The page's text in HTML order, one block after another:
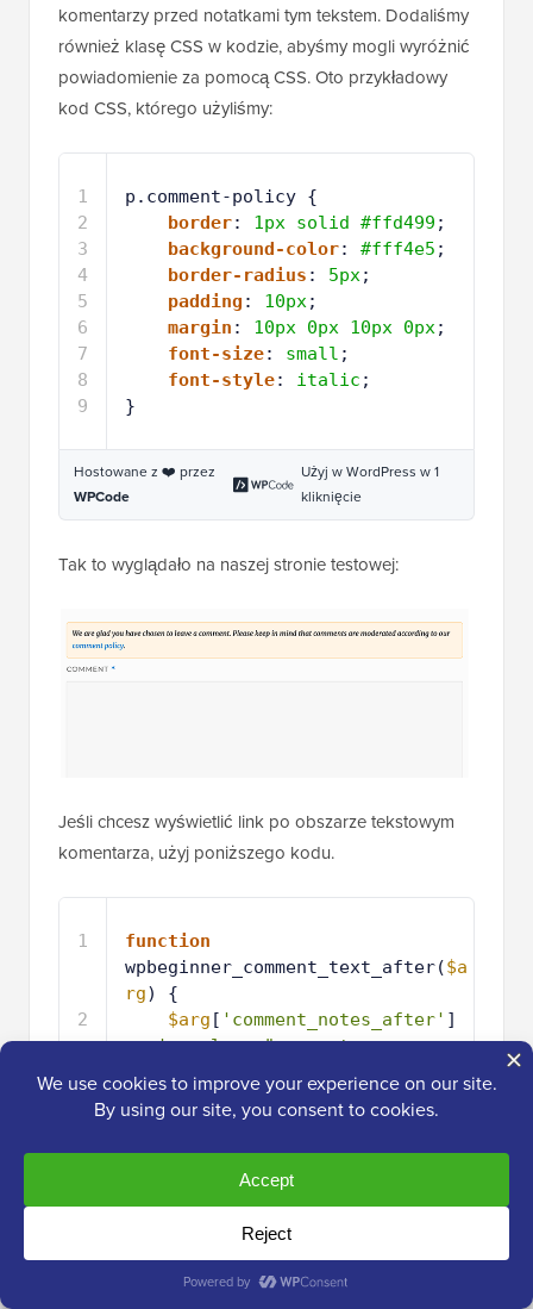
komentarzy przed notatkami tym tekstem. Dodaliśmy
również klasę CSS w kodzie, abyśmy mogli wyróżnić
powiadomienie za pomocą CSS. Oto przykładowy
kod CSS, którego użyliśmy:
1
2
3
4
5
6
7
8
9
p.comment-policy {
border: 1px solid #ffd499 ;
background-color: #fff4e5 ;
border-radius : 5px;
padding : 10px;
margin : 10px 0px 10px 0px;
font-size: small ;
font-style: italic ;
}
Hostowane z ❤️ przez
WPCode
Użyj w WordPress w 1
kliknięcie
Tak to wyglądało na naszej stronie testowej:
Jeśli chcesz wyświetlić link po obszarze tekstowym
komentarza, użyj poniższego kodu.
1
2
function
wpbeginner_comment_text_after($a
rg) {
$arg [ 'comment_notes_after' ]
.= '<p class="comment-
policy"">We are glad you have
chosen to leave a comment.
Please keep in mind that
comments are moderated according
href="http://www.example.com/com
ment-policy-page/">comment
policy</a>.</p>';
return $arg;